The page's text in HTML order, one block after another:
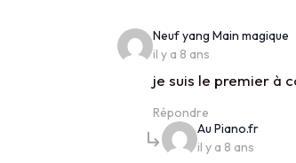
Neuf yang Main magique
il y a 8 ans
je suis le premier à
Répondre
Au Piano.frsays:
il y a 8 ans